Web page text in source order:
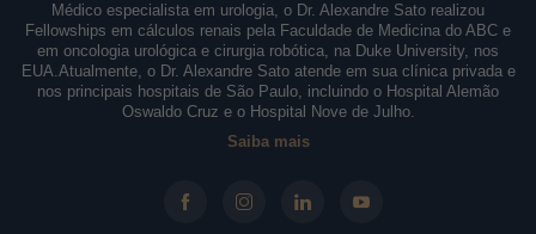
Médico especialista em urologia, o Dr. Alexandre Sato realizou
Fellowships em cálculos renais pela Faculdade de Medicina do ABC e
em oncologia urológica e cirurgia robótica, na Duke University, nos
EUA.Atualmente, o Dr. Alexandre Sato atende em sua clínica privada e
nos principais hospitais de São Paulo, incluindo o Hospital Alemão
Oswaldo Cruz e o Hospital Nove de Julho.
Saiba mais